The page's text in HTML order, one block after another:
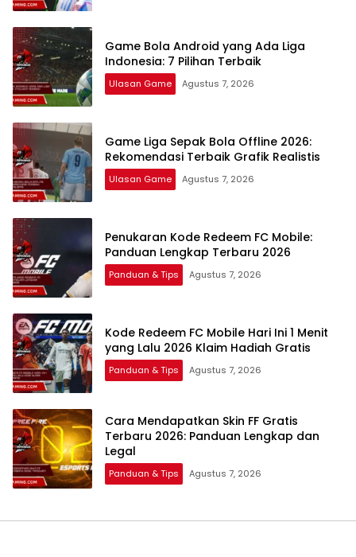
Game Bola Android yang Ada Liga
Indonesia: 7 Pilihan Terbaik
Ulasan Game Agustus 7, 2026
Game Liga Sepak Bola Offline 2026:
Rekomendasi Terbaik Grafik Realistis
Ulasan Game Agustus 7, 2026
Penukaran Kode Redeem FC Mobile:
Panduan Lengkap Terbaru 2026
Panduan & Tips Agustus 7, 2026
Kode Redeem FC Mobile Hari Ini 1 Menit
yang Lalu 2026 Klaim Hadiah Gratis
Panduan & Tips Agustus 7, 2026
Cara Mendapatkan Skin FF Gratis
Terbaru 2026: Panduan Lengkap dan
Legal
Panduan & Tips Agustus 7, 2026